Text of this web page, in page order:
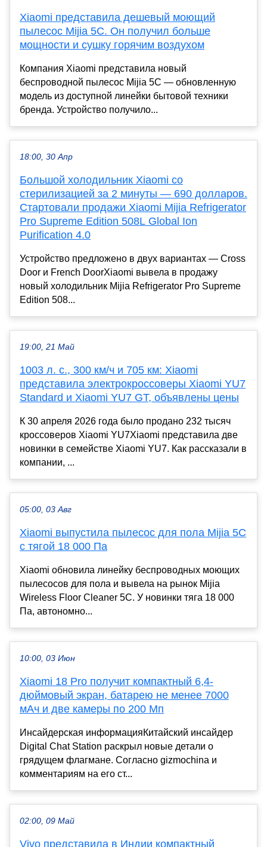
Xiaomi представила дешевый моющий
пылесос Mijia 5C. Он получил больше
мощности и сушку горячим воздухом
Компания Xiaomi представила новый
беспроводной пылесос Mijia 5C — обновленную
модель из доступной линейки бытовой техники
бренда. Устройство получило...
18:00, 30 Апр
Большой холодильник Xiaomi со
стерилизацией за 2 минуты — 690 долларов.
Стартовали продажи Xiaomi Mijia Refrigerator
Pro Supreme Edition 508L Global Ion
Purification 4.0
Устройство предложено в двух вариантах — Cross
Door и French DoorXiaomi вывела в продажу
новый холодильник Mijia Refrigerator Pro Supreme
Edition 508...
19:00, 21 Май
1003 л. с., 300 км/ч и 705 км: Xiaomi
представила электрокроссоверы Xiaomi YU7
Standard и Xiaomi YU7 GT, объявлены цены
К 30 апреля 2026 года было продано 232 тысяч
кроссоверов Xiaomi YU7Xiaomi представила две
новинки в семействе Xiaomi YU7. Как рассказали в
компании, ...
05:00, 03 Авг
Xiaomi выпустила пылесос для пола Mijia 5C
с тягой 18 000 Па
Xiaomi обновила линейку беспроводных моющих
пылесосов для пола и вывела на рынок Mijia
Wireless Floor Cleaner 5C. У новинки тяга 18 000
Па, автономно...
10:00, 03 Июн
Xiaomi 18 Pro получит компактный 6,4-
дюймовый экран, батарею не менее 7000
мАч и две камеры по 200 Мп
Инсайдерская информацияКитайский инсайдер
Digital Chat Station раскрыл новые детали о
грядущем флагмане. Согласно gizmochina и
комментариям на его ст...
02:00, 09 Май
Vivo представила в Индии компактный